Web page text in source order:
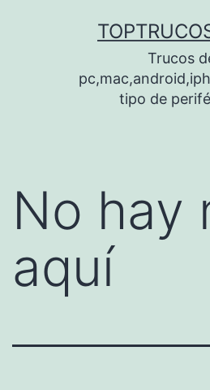
Trucos
tipo de
No hay
aquí